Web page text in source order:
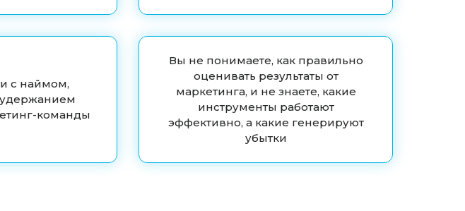
с наймом,
команды
Вы не понимаете, как правильно
оценивать результаты от
маркетинга, и не знаете, какие
инструменты работают
эффективно, а какие генерируют
убытки